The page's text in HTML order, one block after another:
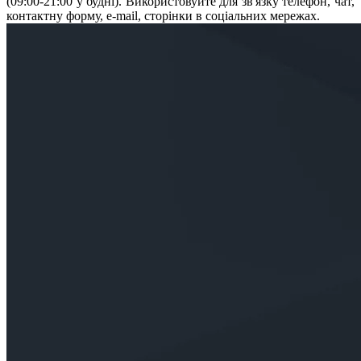
кон­такт­ну форму, e-mail, сторінки в соціальних мережах.